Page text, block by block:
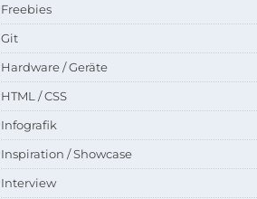
Freebies
Git
Hardware / Geräte
HTML / CSS
Infografik
Inspiration / Showcase
Interview